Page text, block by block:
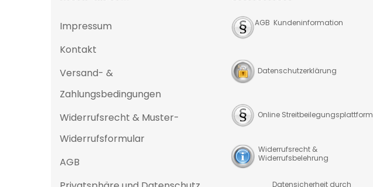
Impressum
Kontakt
Versand- &
Zahlungsbedingungen
Widerrufsrecht & Muster-
Widerrufsformular
AGB
AGB Kundeninformation
Datenschutzerklärung
Online Streitbeilegungsplattform
Widerrufsrecht &
Widerrufsbelehrung
Datensicherheit durch